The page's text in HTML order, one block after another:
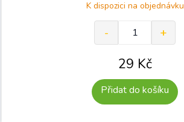
K dispozici na objednávku
29 Kč
Přidat do košíku